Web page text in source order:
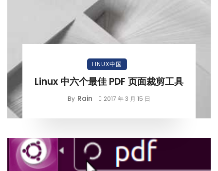
LINUX中国
Linux 中六个最佳 PDF 页面裁剪工具
By Rain 2017 年 3 月 15 日